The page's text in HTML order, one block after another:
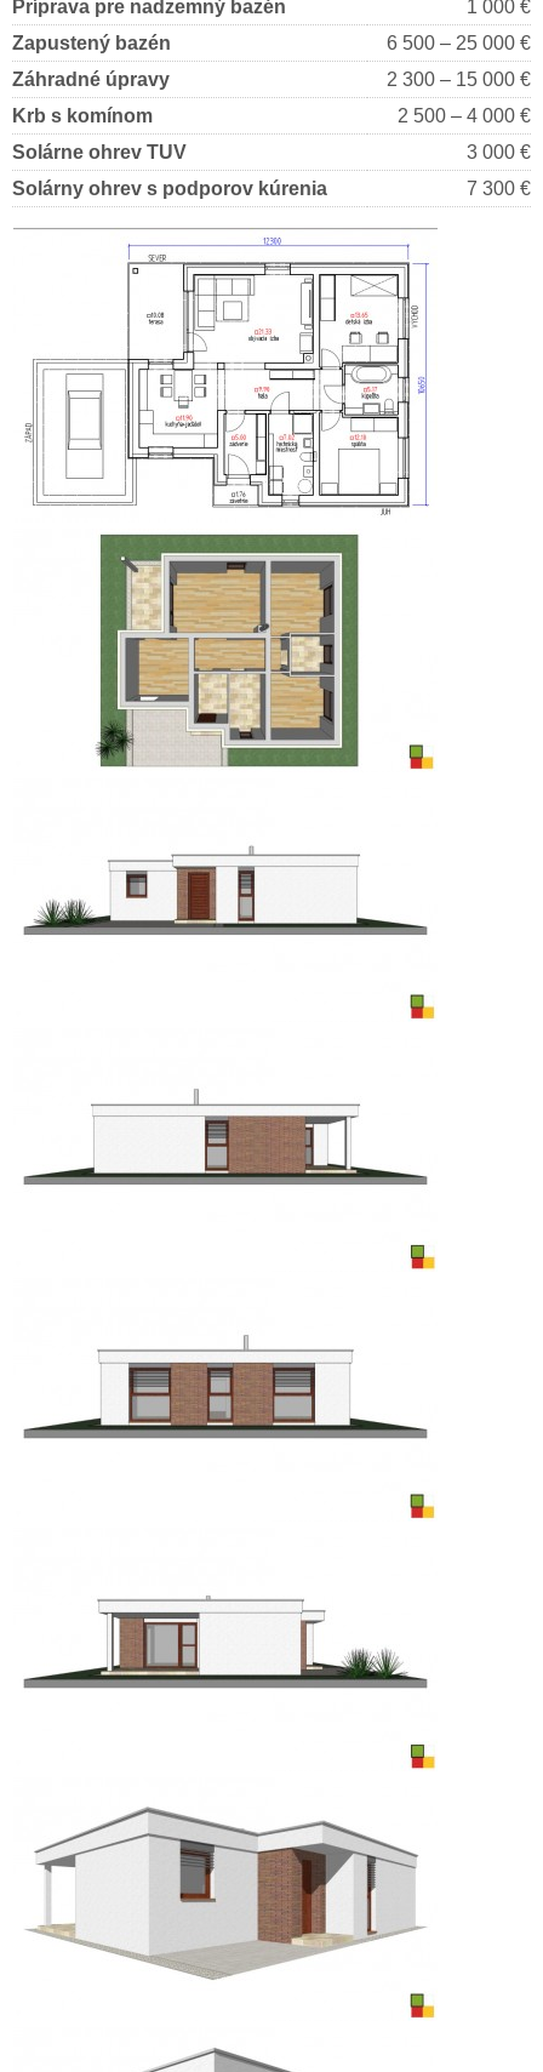
Príprava pre nadzemný bazén
1 000 €
Zapustený bazén
6 500 – 25 000 €
Záhradné úpravy
2 300 – 15 000 €
Krb s komínom
2 500 – 4 000 €
Solárne ohrev TUV
3 000 €
Solárny ohrev s podporov kúrenia
7 300 €